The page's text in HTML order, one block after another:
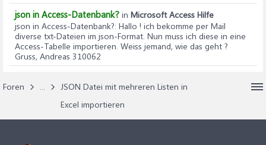
json in Access-Datenbank? in Microsoft Access Hilfe
json in Access-Datenbank?: Hallo ! ich bekomme per Mail
diverse txt-Dateien im json-Format. Nun muss ich diese in eine
Access-Tabelle importieren. Weiss jemand, wie das geht ?
Gruss, Andreas 310062
Foren ...
JSON Datei mit mehreren Listen in
Excel importieren